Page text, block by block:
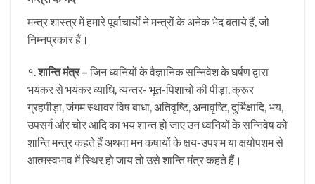
मन्त्र शास्त्र में हमारे पूर्वाचार्यों ने मन्त्रों के अनेक भेद बताये हैं, जो
निम्नप्रकार हैं।
१.शान्ति मंत्र – जिन ध्वनियों के वैज्ञानिक सन्निवेश के घर्षण द्वारा
भयंकर से भयंकर व्याधि, व्यन्तर- भूत-पिशाचों की पीड़ा, क्रूर
ग्रहपीड़ा, जंगम स्थावर विष बाधा, अतिवृष्टि, अनावृष्टि, दुर्भिक्षादि, भय,
उपसर्ग और चोर आदि का भय शान्त हो जाए उन ध्वनियों के सन्निवेष को
शान्ति मन्त्र कहते हैं अथवा मन कषायों के क्षय-उपशम या क्षयोपशम से
आत्मस्वभाव में स्थिर हो जाय तो उसे शान्ति मंत्र कहते हैं।